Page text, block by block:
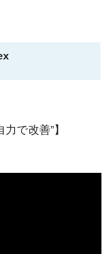
で改善”】